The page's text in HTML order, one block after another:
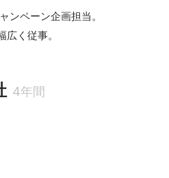
ンペーン企画担当。
く従事。
4年間